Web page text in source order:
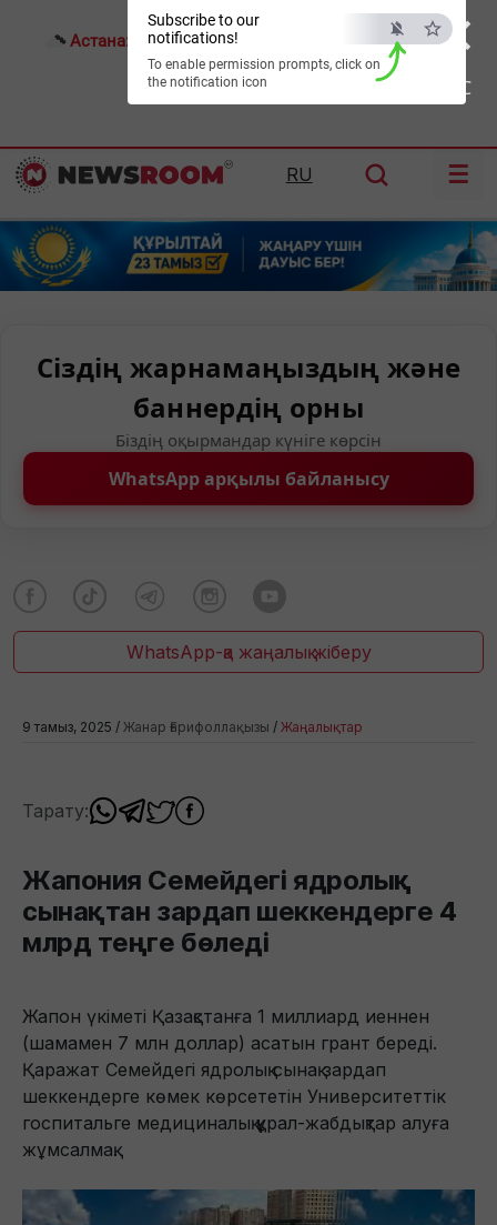
×
ESC
Subscribe to our
notifications!
To enable permission prompts, click on
the notification icon
Астана: 26°C Алматы: Шымкент:34°C
RU ☰
Сіздің жарнамаңыздың және
баннердің орны
Біздің оқырмандар күніге көрсін
WhatsApp арқылы байланысу
WhatsApp-қа жаңалық жіберу
9 тамыз, 2025 / Жанар Ғарифоллақызы / Жаңалықтар
Тарату:
Жапония Семейдегі ядролық
сынақтан зардап шеккендерге 4
млрд теңге бөледі
Жапон үкіметі Қазақстанға 1 миллиард иеннен
(шамамен 7 млн доллар) асатын грант береді.
Қаражат Семейдегі ядролық сынақ зардап
шеккендерге көмек көрсететін Университеттік
госпитальге медициналық құрал-жабдықтар алуға
жұмсалмақ.